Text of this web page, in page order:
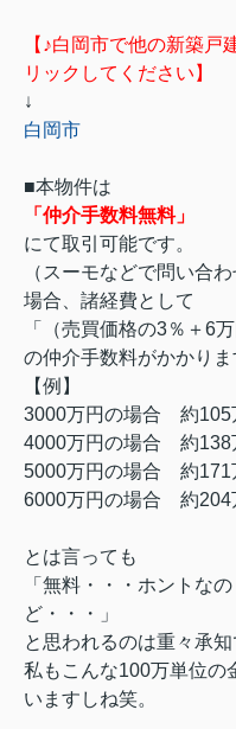
【♪白岡市で他の新築
リックしてください】
↓
白岡市
■本物件は
「仲介手数料無料」
にて取引可能です。
（スーモなどで問い合
場合、諸経費として
「（売買価格の3％＋6
の仲介手数料がかかりま
【例】
3000万円の場合 約105
4000万円の場合 約138
5000万円の場合 約171
6000万円の場合 約204
とは言っても
「無料・・・ホントな
ど・・・」
と思われるのは重々承知
私もこんな100万単位の
いますしね笑。